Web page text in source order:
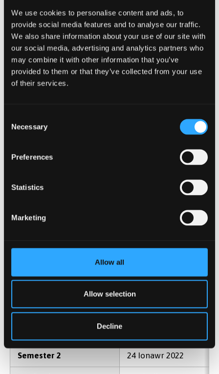
We use cookies to personalise content and ads, to
provide social media features and to analyse our traffic.
We also share information about your use of our site with
our social media, advertising and analytics partners who
may combine it with other information that you’ve
provided to them or that they’ve collected from your use
of their services.
Selection
Necessary
Preferences
Statistics
Marketing
Allow all
Allow selection
Decline
Wythnos Groeso 19 Medi 2022
Semester 1 26 Medi 2022
Gwyliau’r Nadolig 19 Rhagfyr 2022
Dychwelyd ac Asesu
Gwyliau’r Pasg 27 Mawrth 2023
Diwedd y Sesiwn 02 Mehefin 2023
Dyddiadau Semestrau: 2021–2022
Gwyliau’r Nadolig 20 Rhagfyr 2021
Semester 2 24 Ionawr 2022